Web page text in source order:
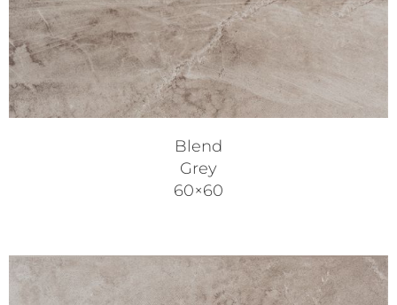
Blend
Grey
60×60